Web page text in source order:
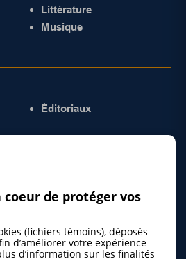
Littérature
Musique
Éditoriaux
coeur de protéger vos
(fichiers témoins), déposés
d’améliorer votre expérience
d’information sur les finalités